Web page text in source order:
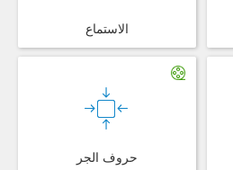
الاستماع
حروف الجر